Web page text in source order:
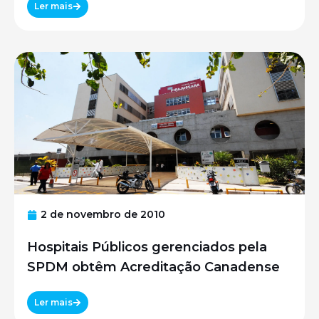
Ler mais
2 de novembro de 2010
Hospitais Públicos gerenciados pela
SPDM obtêm Acreditação Canadense
Ler mais